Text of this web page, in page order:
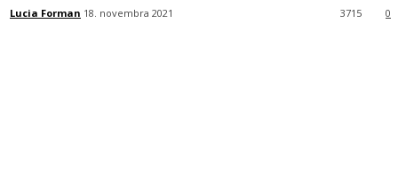
Lucia Forman 18. novembra 2021 0
3715